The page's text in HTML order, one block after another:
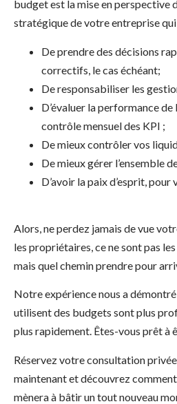
budget est la mise en perspective
stratégique de votre entreprise
De prendre des décisions
correctifs, le cas échéant;
De responsabiliser les
D’évaluer la performance
contrôle mensuel des KPI ;
De mieux contrôler vos
De mieux gérer l’ensemble
D’avoir la paix d’esprit,
Alors, ne perdez jamais de vue
les propriétaires, ce ne sont pas
mais quel chemin prendre pour
Notre expérience nous a
utilisent des budgets sont plus
plus rapidement. Êtes-vous prêt à
Réservez votre consultation privée
maintenant et découvrez
mènera à bâtir un tout nouveau